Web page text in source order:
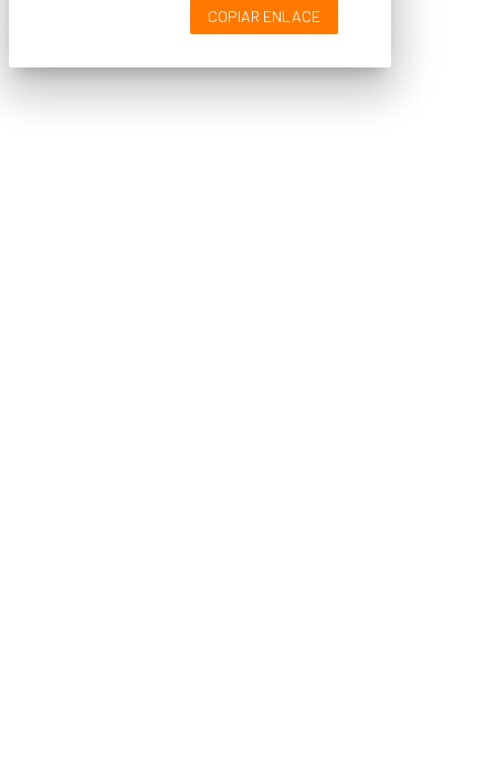
COPIAR ENLACE